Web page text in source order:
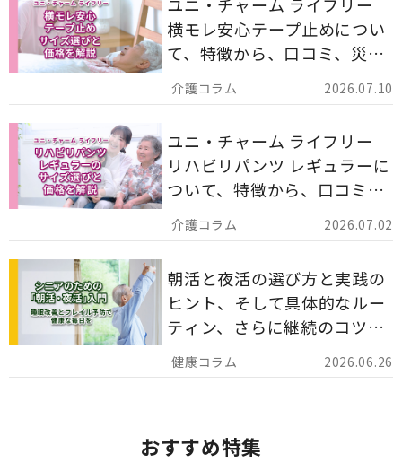
2026.07.10
横モレ安心テープ止めについ
て、特徴から、口コミ、災害
備蓄としての活用法まで分か
りやすく解説します。
2026.07.02
ユニ・チャーム ライフリー
リハビリパンツ レギュラーに
ついて、特徴から、口コミ、
災害備蓄としての活用法まで
分かりやすく解説します。
2026.06.26
朝活と夜活の選び方と実践の
ヒント、そして具体的なルー
ティン、さらに継続のコツま
でを詳しくご紹介します。
おすすめ特集